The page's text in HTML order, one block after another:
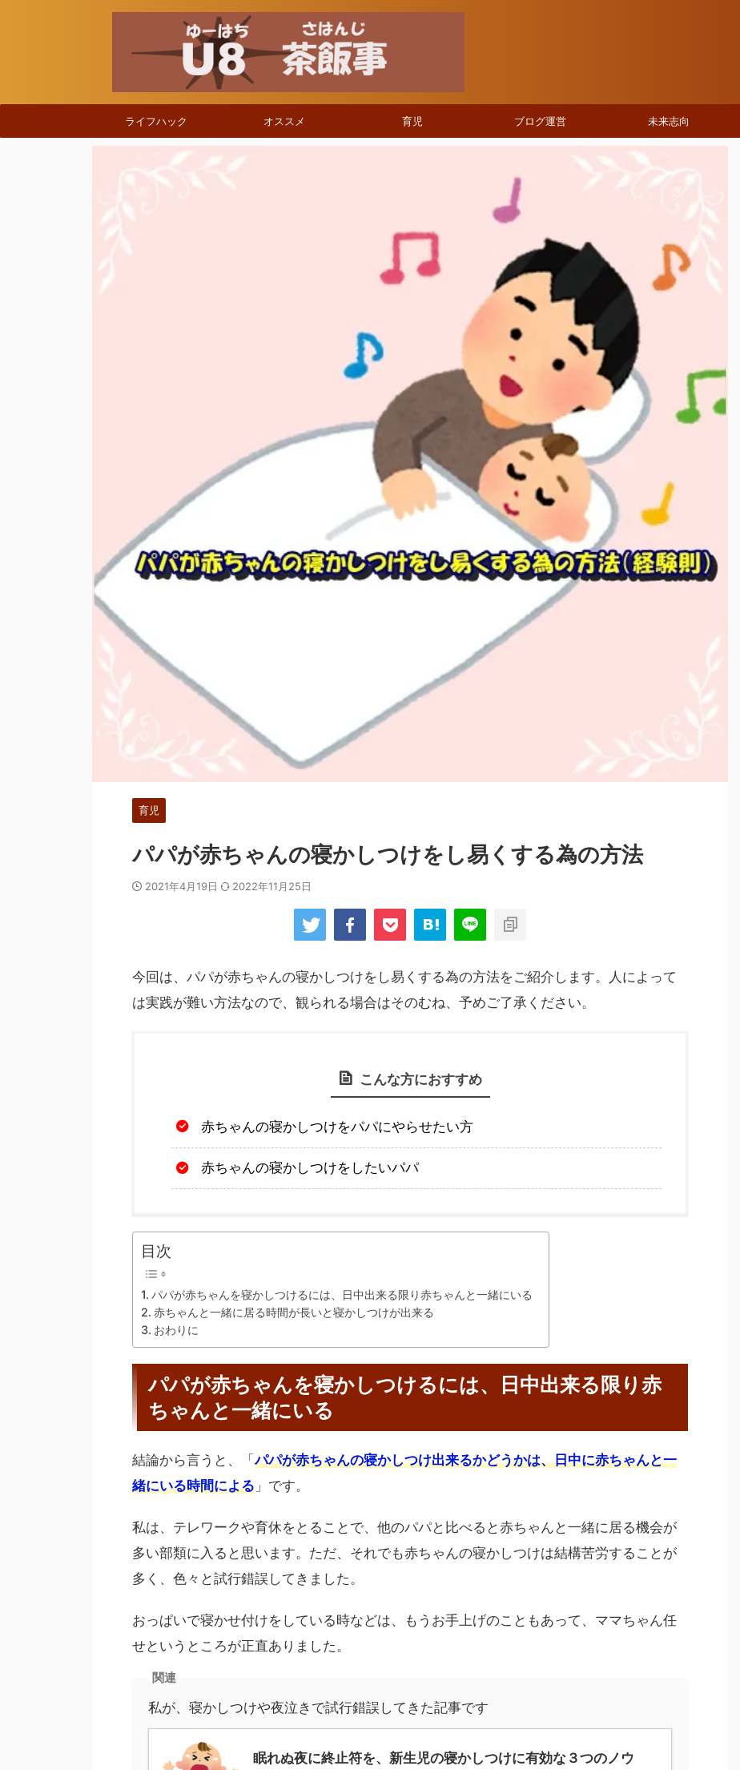
ライフハック オススメ 育児 ブログ運営 未来志向
育児
パパが赤ちゃんの寝かしつけをし易くする為の方法
2021年4月19日 2022年11月25日
今回は、パパが赤ちゃんの寝かしつけをし易くする為の方法をご紹介します。人によって
は実践が難い方法なので、観られる場合はそのむね、予めご了承ください。
こんな方におすすめ
赤ちゃんの寝かしつけをパパにやらせたい方
赤ちゃんの寝かしつけをしたいパパ
目次
パパが赤ちゃんを寝かしつけるには、日中出来る限り赤ちゃんと一緒にいる
赤ちゃんと一緒に居る時間が長いと寝かしつけが出来る
おわりに
パパが赤ちゃんを寝かしつけるには、日中出来る限り赤
ちゃんと一緒にいる
結論から言うと、「パパが赤ちゃんの寝かしつけ出来るかどうかは、日中に赤ちゃんと一
緒にいる時間による 」です。
私は、テレワークや育休をとることで、他のパパと比べると赤ちゃんと一緒に居る機会が
多い部類に入ると思います。ただ、それでも赤ちゃんの寝かしつけは結構苦労することが
多く、色々と試行錯誤してきました。
おっぱいで寝かせ付けをしている時などは、もうお手上げのこともあって、ママちゃん任
せというところが正直ありました。
関連
私が、寝かしつけや夜泣きで試行錯誤してきた記事です
眠れぬ夜に終止符を、新生児の寝かしつけに有効な３つのノウ